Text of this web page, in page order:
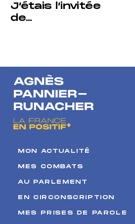
J’étais l’invitée
de
MON ACTUALITÉ
MES COMBATS
AU PARLEMENT
EN CIRCONSCRIPTION
MES PRISES DE PAROLE